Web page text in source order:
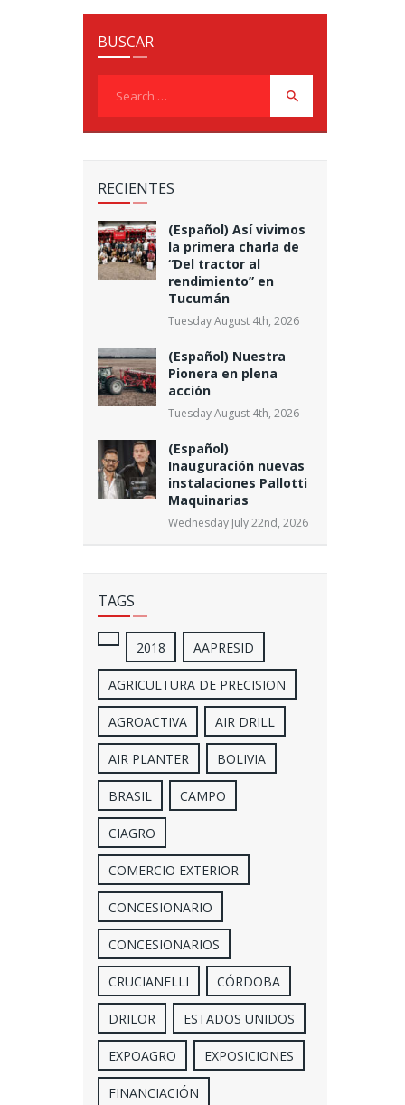
BUSCAR
RECIENTES
(Español) Así vivimos
la primera charla de
“Del tractor al
rendimiento” en
Tucumán
Tuesday August 4th, 2026
(Español) Nuestra
Pionera en plena
acción
Tuesday August 4th, 2026
(Español)
Inauguración nuevas
instalaciones Pallotti
Maquinarias
Wednesday July 22nd, 2026
TAGS
2018 AAPRESID
AGRICULTURA DE PRECISION
AGROACTIVA AIR DRILL
AIR PLANTER BOLIVIA
BRASIL CAMPO
CIAGRO
COMERCIO EXTERIOR
CONCESIONARIO
CONCESIONARIOS
CRUCIANELLI CÓRDOBA
DRILOR ESTADOS UNIDOS
EXPOAGRO EXPOSICIONES
FINANCIACIÓN